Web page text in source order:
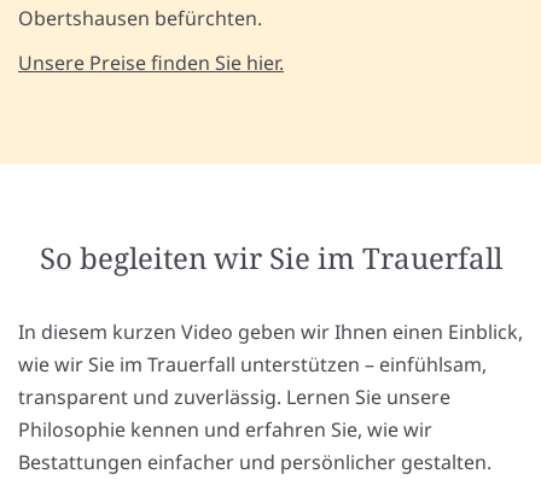
Obertshausen befürchten.
Unsere Preise finden Sie hier.
So begleiten wir Sie im Trauerfall
In diesem kurzen Video geben wir Ihnen einen Einblick,
wie wir Sie im Trauerfall unterstützen – einfühlsam,
transparent und zuverlässig. Lernen Sie unsere
Philosophie kennen und erfahren Sie, wie wir
Bestattungen einfacher und persönlicher gestalten.